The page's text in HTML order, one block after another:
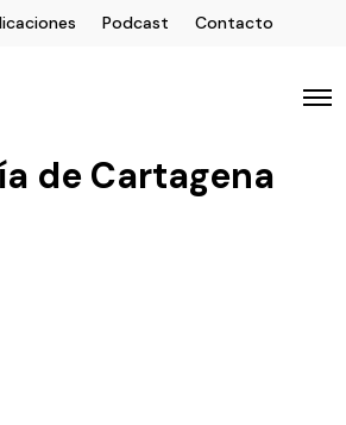
Podcast Contacto
de Cartagena